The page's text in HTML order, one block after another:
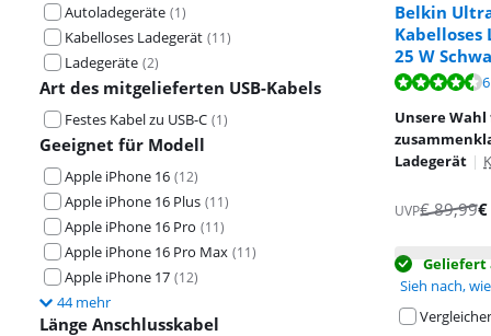
Autoladegeräte (1)
Kabelloses Ladegerät (11)
Ladegeräte (2)
Art des mitgelieferten USB-Kabels
Festes Kabel zu USB-C (1)
Geeignet für Modell
Apple iPhone 16 (12)
Apple iPhone 16 Plus (11)
Apple iPhone 16 Pro (11)
Apple iPhone 16 Pro Max (11)
Apple iPhone 17 (12)
44 mehr
Länge Anschlusskabel
Belkin
25 W
Bewertet mit
Unsere
Ladegerät |
UVP€89,99€
Geliefert
Sieh nach,
Bewertet mit